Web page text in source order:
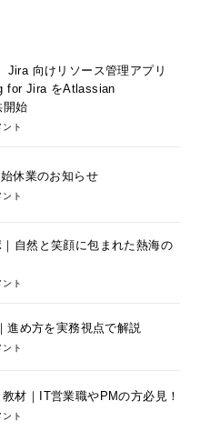
Jira 向けリソース管理アプリ
for Jira をAtlassian
開始
ント
休業のお知らせ
ント
自然と笑顔に包まれた熱海の
ント
進め方を実務視点で解説
ント
材｜IT営業職やPMの方必見！
ント